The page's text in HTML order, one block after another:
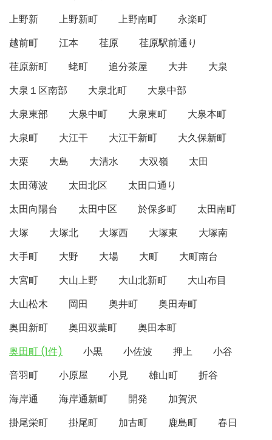
上野新
上野新町 上野南町
永楽町
越前町
江本 荏原
荏原駅前通り
荏原新町
蛯町 追分茶屋 大井
大泉
大泉１区南部
大泉北町
大泉中部
大泉東部
大泉中町 大泉東町
大泉本町
大泉町
大江干 大江干新町
大久保新町
大栗
大島 大清水 大双嶺
太田
太田薄波
太田北区
太田口通り
太田向陽台
太田中区 於保多町
太田南町
大塚
大塚北 大塚西 大塚東
大塚南
大手町
大野 大場 大町
大町南台
大宮町
大山上野 大山北新町
大山布目
大山松木
岡田 奥井町
奥田寿町
奥田新町
奥田双葉町
奥田本町
奥田町 (1件)
小黒 小佐波 押上
小谷
音羽町
小原屋 小見 雄山町
折谷
海岸通
海岸通新町 開発
加賀沢
掛尾栄町
掛尾町 加古町 鹿島町
春日